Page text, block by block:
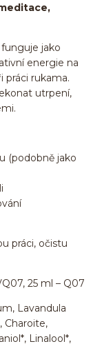
jako
energie na
práci rukama.
utrpení,
(podobně jako
práci, očistu
25 ml – Q07
Lavandula
Charoite,
Linalool*,